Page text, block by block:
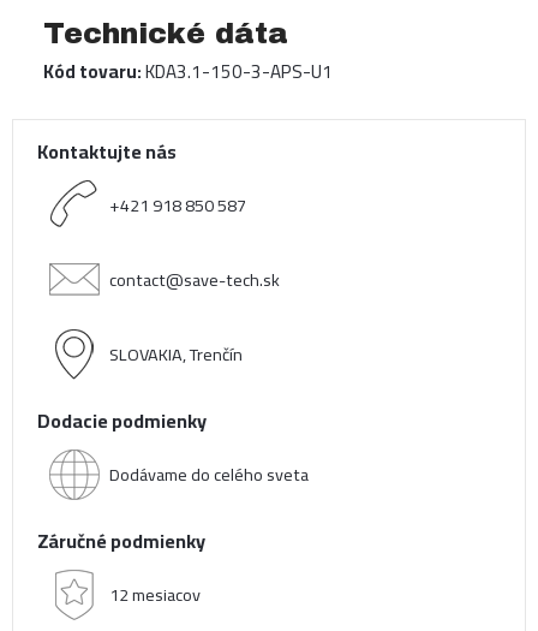
Technické dáta
Kód tovaru:KDA3.1-150-3-APS-U1
Kontaktujte nás
+421 918 850 587
contact@save-tech.sk
SLOVAKIA, Trenčín
Dodacie podmienky
Dodávame do celého sveta
Záručné podmienky
12 mesiacov